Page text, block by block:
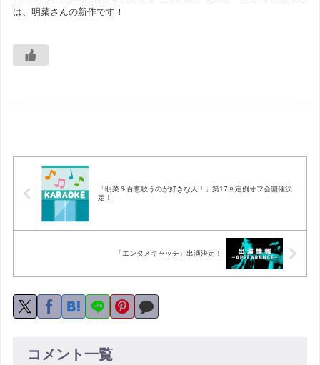
は、明菜さんの新作です！
「明菜＆百恵歌うのが好きな人！」第17回定例オフ会開催決
定！
「エンタメキャッチ」出演決定！
コメント一覧